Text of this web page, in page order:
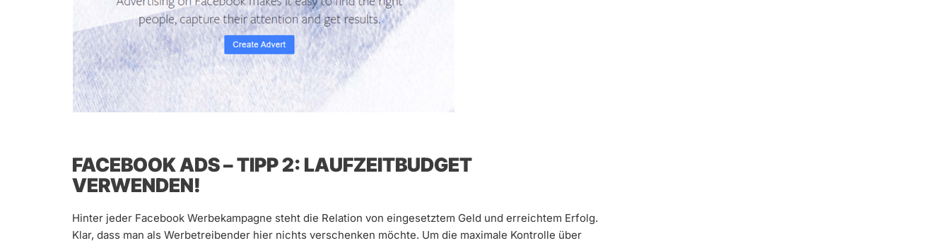
FACEBOOK ADS – TIPP 2: LAUFZEITBUDGET
VERWENDEN!
Hinter jeder Facebook Werbekampagne steht die Relation von eingesetztem Geld und erreichtem Erfolg.
Klar, dass man als Werbetreibender hier nichts verschenken möchte. Um die maximale Kontrolle über